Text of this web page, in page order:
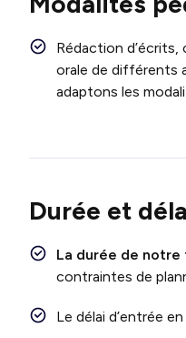
Rédaction
orale de différents
adaptons les
Durée et
La durée de
contraintes de
Le délai d’entrée